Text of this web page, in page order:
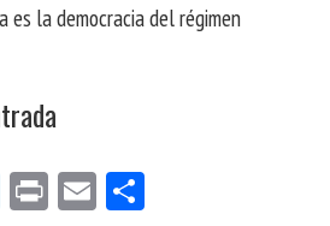
es la democracia del régimen
Te Pri E